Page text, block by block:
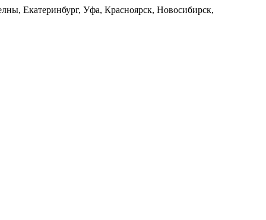
Екатеринбург, Уфа, Красноярск, Новосибирск,